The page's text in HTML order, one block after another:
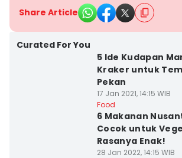
Share Article
Curated For You
5 Ide Kudapan
Kraker untuk
Pekan
17 Jan 2021, 14:15 WIB
Food
6 Makanan
Cocok untuk
Rasanya Enak!
28 Jan 2022, 14:15 WIB